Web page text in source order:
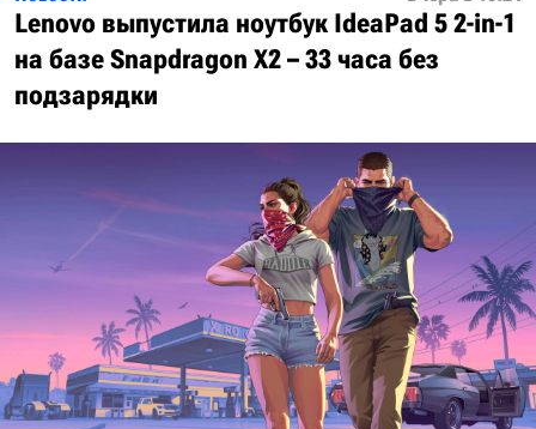
Lenovo выпустила ноутбук IdeaPad 5 2-in-1
на базе Snapdragon X2 – 33 часа без
подзарядки